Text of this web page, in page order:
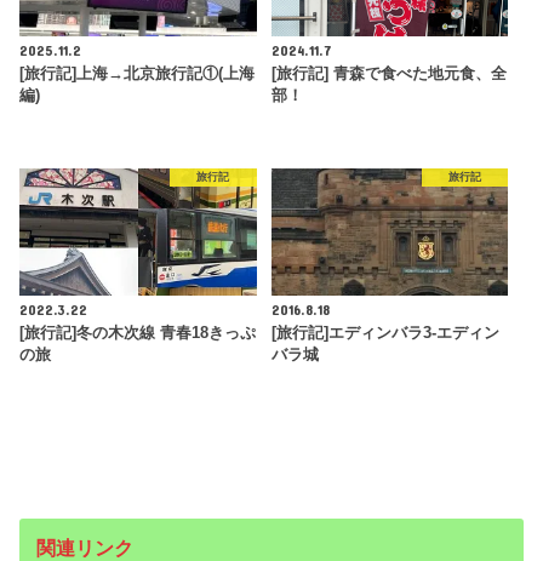
2025.11.2
[旅行記]上海→北京旅行記①(上海
編)
2024.11.7
[旅行記] 青森で食べた地元食、全
部！
旅行記
2022.3.22
[旅行記]冬の木次線 青春18きっぷ
の旅
旅行記
2016.8.18
[旅行記]エディンバラ3-エディン
バラ城
関連リンク